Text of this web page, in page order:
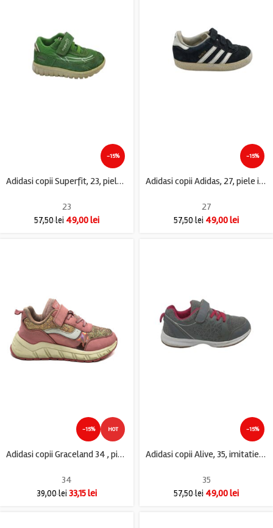
-15%
Adidasi copii Superfit, 23, piele intoarsa, material textil, verde
23
57,50lei 49,00lei
-15%
Adidasi copii Adidas, 27, piele intoarsa, negru
27
57,50lei 49,00lei
-15% HOT
Adidasi copii Graceland 34 , piele , material textil , roz
34
39,00lei33,15lei
-15%
Adidasi copii Alive, 35, imitatie de piele, material textil, gri
35
57,50lei 49,00lei